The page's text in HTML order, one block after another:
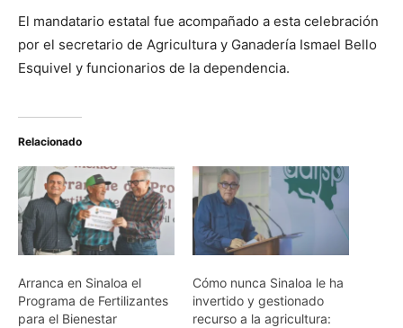
El mandatario estatal fue acompañado a esta celebración
por el secretario de Agricultura y Ganadería Ismael Bello
Esquivel y funcionarios de la dependencia.
Relacionado
Arranca en Sinaloa el
Programa de Fertilizantes
para el Bienestar
Cómo nunca Sinaloa le ha
invertido y gestionado
recurso a la agricultura: